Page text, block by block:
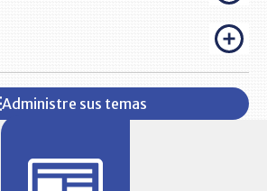
Administre sus temas